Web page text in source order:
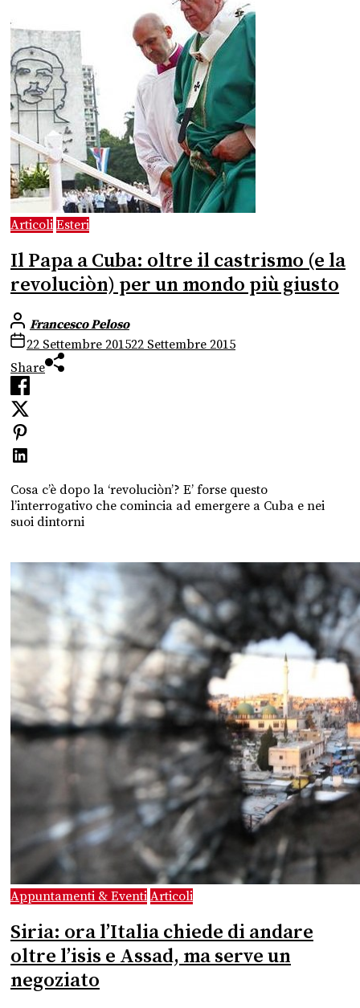
Articoli Esteri
Il Papa a Cuba: oltre il castrismo (e la
revoluciòn) per un mondo più giusto
Francesco Peloso
22 Settembre 201522 Settembre 2015
Share
Cosa c’è dopo la ‘revoluciòn’? E’ forse questo
l’interrogativo che comincia ad emergere a Cuba e nei
suoi dintorni
Appuntamenti & Eventi Articoli
Siria: ora l’Italia chiede di andare
oltre l’isis e Assad, ma serve un
negoziato